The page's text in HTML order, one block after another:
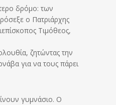
δρόμο: των
ο Πατριάρχης
Τιμόθεος,
ζητώντας την
για να τους πάρει
γυμνάσιο. Ο